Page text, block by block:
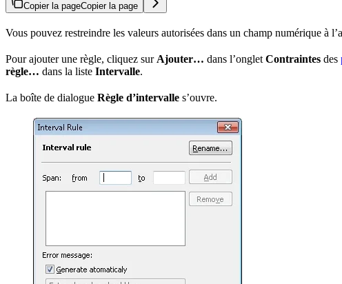
Copier la pageCopier la page
Vous pouvez restreindre les valeurs autorisées dans un champ numérique à
Pour ajouter une règle, cliquez surAjouter… dans l’ongletContraintes des
règle… dans la liste Intervalle.
La boîte de dialogue Règle d’intervalle s’ouvre.